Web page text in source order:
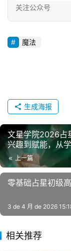
关注公众号
魔法
生成海报
文星学院2026占
兴趣到赋能，从
上一篇
零基础占星初级
3 de 4 月 de 2026
相关推荐